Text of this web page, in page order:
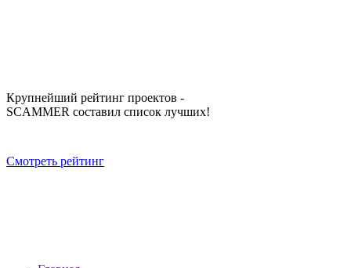
Крупнейший рейтинг проектов -
SCAMMER составил список лучших!
Смотреть рейтинг